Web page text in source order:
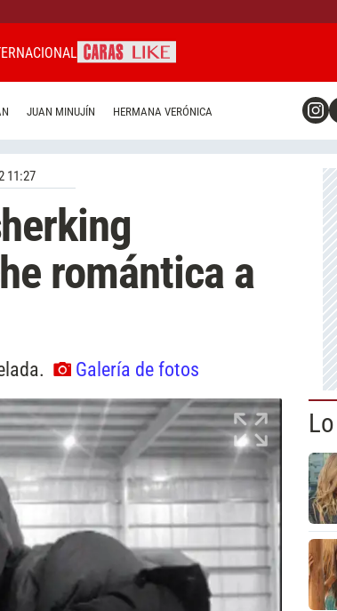
JUAN MINUJÍN HERMANA VERÓNICA
11:27
romántica a
Galería de fotos